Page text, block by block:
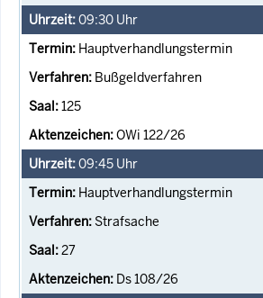
09:30 Uhr
Hauptverhandlungstermin
Bußgeldverfahren
125
OWi 122/26
09:45 Uhr
Hauptverhandlungstermin
Strafsache
27
Ds 108/26